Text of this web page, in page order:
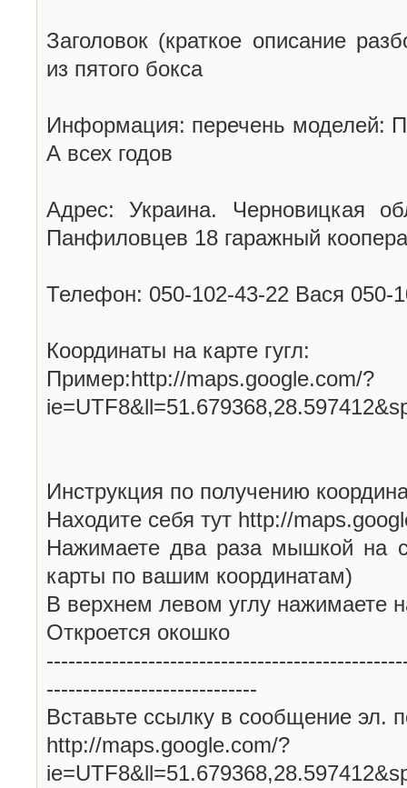
Заголовок (краткое описание
из пятого бокса
Информация: перечень моделей:
А всех годов
Адрес: Украина. Черновицкая
Панфиловцев 18 гаражный
Телефон: 050-102-43-22 Вася 050-
Координаты на карте гугл:
Пример:http://maps.google.com/?
Инструкция по получению
Находите себя тут http://
Нажимаете два раза мышкой на
карты по вашим координатам)
В верхнем левом углу нажимаете
Откроется окошко
-----------------------------
Вставьте ссылку в сообщение эл.
http://maps.google.com/?